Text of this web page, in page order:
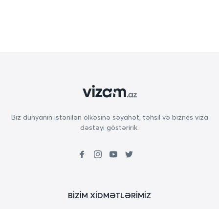
Biz dünyanın istənilən ölkəsinə səyahət, təhsil və biznes viza
dəstəyi göstəririk.
BIZIM XIDMƏTLƏRIMIZ